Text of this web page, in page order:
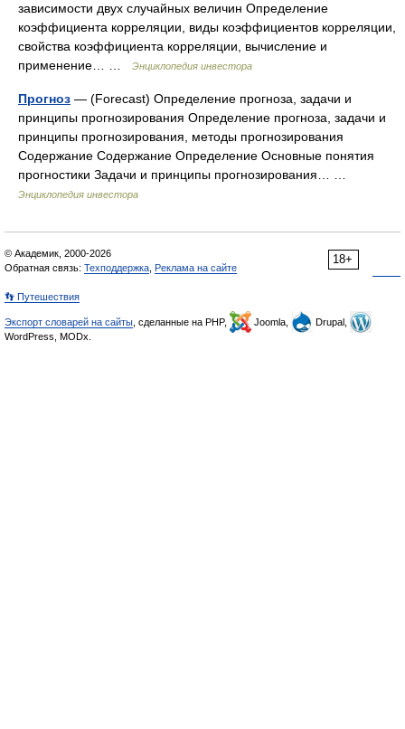
зависимости двух случайных величин Определение
коэффициента корреляции, виды коэффициентов корреляции,
свойства коэффициента корреляции, вычисление и
применение… …
Энциклопедия инвестора
Прогноз — (Forecast) Определение прогноза, задачи и
принципы прогнозирования Определение прогноза, задачи и
принципы прогнозирования, методы прогнозирования
Содержание Содержание Определение Основные понятия
прогностики Задачи и принципы прогнозирования… …
Энциклопедия инвестора
18+
© Академик, 2000-2026
Обратная связь: Техподдержка Реклама на сайте
👣 Путешествия
Экспорт словарей на сайты , сделанные на PHP, Joomla,
Drupal,
WordPress, MODx.